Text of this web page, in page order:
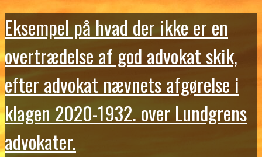
Eksempel på hvad der ikke er en
overtrædelse af god advokat skik,
efter advokat nævnets afgørelse i
klagen 2020-1932. over Lundgrens
advokater.